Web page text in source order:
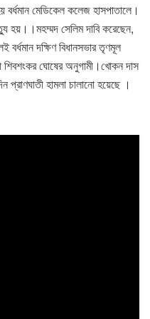
মেডিকেল কলেজ হাসপাতালে।
হয়।।মহম্মদ সেলিম দাবি করেছেন,
বর্ধমান দক্ষিণ বিধানসভার তৃণমূল
ঘোষের অনুগামী।খোকন দাস
প্রাণঘাতী হামলা চালানো হয়েছে ।